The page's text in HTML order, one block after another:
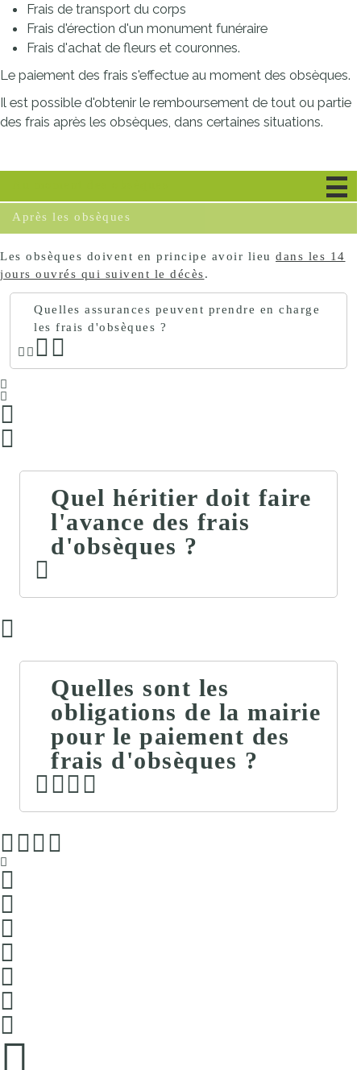
Frais de transport du corps
Frais d'érection d'un monument funéraire
Frais d'achat de fleurs et couronnes.
Le paiement des frais s'effectue au moment des obsèques.
Il est possible d'obtenir le remboursement de tout ou partie
des frais après les obsèques, dans certaines situations.
Après les obsèques
Les obsèques doivent en principe avoir lieu dans les 14
jours ouvrés qui suivent le décès.
Quelles assurances peuvent prendre en charge
les frais d'obsèques ?
Quel héritier doit faire
l'avance des frais
d'obsèques ?
Quelles sont les
obligations de la mairie
pour le paiement des
frais d'obsèques ?